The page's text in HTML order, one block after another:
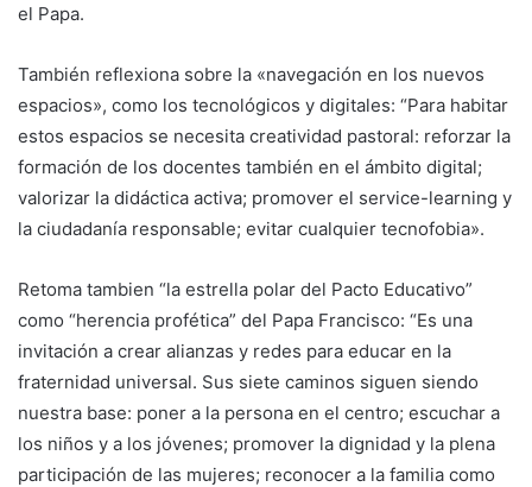
el Papa.
También reflexiona sobre la «navegación en los nuevos
espacios», como los tecnológicos y digitales: “Para habitar
estos espacios se necesita creatividad pastoral: reforzar la
formación de los docentes también en el ámbito digital;
valorizar la didáctica activa; promover el service-learning y
la ciudadanía responsable; evitar cualquier tecnofobia».
Retoma tambien “la estrella polar del Pacto Educativo”
como “herencia profética” del Papa Francisco: “Es una
invitación a crear alianzas y redes para educar en la
fraternidad universal. Sus siete caminos siguen siendo
nuestra base: poner a la persona en el centro; escuchar a
los niños y a los jóvenes; promover la dignidad y la plena
participación de las mujeres; reconocer a la familia como